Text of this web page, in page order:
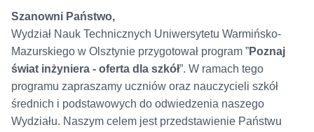
Szanowni Państwo,
Wydział Nauk Technicznych Uniwersytetu Warmińsko-
Mazurskiego w Olsztynie przygotował program ”Poznaj
świat inżyniera - oferta dla szkół”. W ramach tego
programu zapraszamy uczniów oraz nauczycieli szkół
średnich i podstawowych do odwiedzenia naszego
Wydziału. Naszym celem jest przedstawienie Państwu